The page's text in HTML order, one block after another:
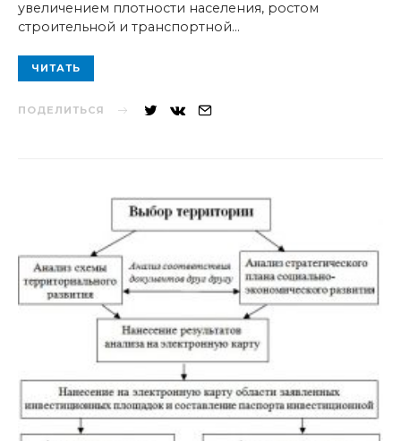
увеличением плотности населения, ростом
строительной и транспортной…
ЧИТАТЬ
ПОДЕЛИТЬСЯ